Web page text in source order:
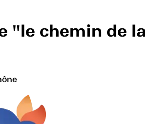
"le chemin de la